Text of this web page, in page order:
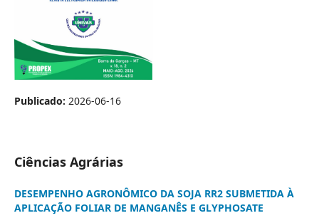
Publicado: 2026-06-16
Ciências Agrárias
DESEMPENHO AGRONÔMICO DA SOJA RR2 SUBMETIDA À
APLICAÇÃO FOLIAR DE MANGANÊS E GLYPHOSATE